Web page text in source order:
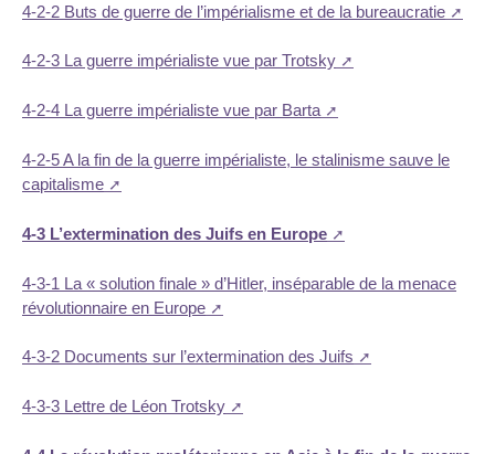
4-2-2 Buts de guerre de l’impérialisme et de la bureaucratie
4-2-3 La guerre impérialiste vue par Trotsky
4-2-4 La guerre impérialiste vue par Barta
4-2-5 A la fin de la guerre impérialiste, le stalinisme sauve le
capitalisme
4-3 L’extermination des Juifs en Europe
4-3-1 La « solution finale » d’Hitler, inséparable de la menace
révolutionnaire en Europe
4-3-2 Documents sur l’extermination des Juifs
4-3-3 Lettre de Léon Trotsky